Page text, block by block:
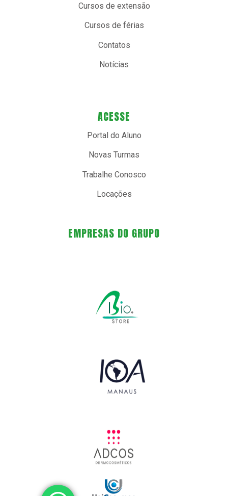
Cursos de extensão
Cursos de férias
Contatos
Notícias
ACESSE
Portal do Aluno
Novas Turmas
Trabalhe Conosco
Locações
EMPRESAS DO GRUPO